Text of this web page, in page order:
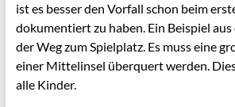
ist es besser den Vorfall schon beim
dokumentiert zu haben. Ein Beispiel
der Weg zum Spielplatz. Es muss eine
einer Mittelinsel überquert werden.
alle Kinder.